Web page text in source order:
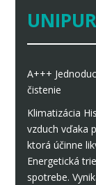
A+++
čistenie
Klimatizácia
vzduch vďaka
ktorá účinne
Energetická
spotrebe.